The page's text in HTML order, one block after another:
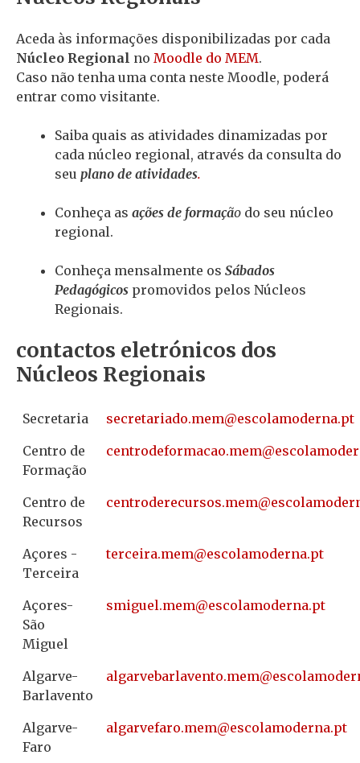
Aceda às informações disponibilizadas por cada
Núcleo Regional no Moodle do MEM.
Caso não tenha uma conta neste Moodle, poderá
entrar como visitante.
Saiba quais as atividades dinamizadas por
cada núcleo regional, através da consulta do
seu plano de atividades.
Conheça as ações de formação do seu núcleo
regional.
Conheça mensalmente os Sábados
Pedagógicos promovidos pelos Núcleos
Regionais.
contactos eletrónicos dos
Núcleos Regionais
Secretaria tp.anredomalocse
@mem.odairaterces
Centro de
Formação
@mem.oacamrofedortnec
Centro de
Recursos
@mem.sosruceredortnec
Açores -
Terceira
tp.anredomalocse
@mem.ariecret
Açores-
São
Miguel
tp.anredomalocse
@mem.leugims
Algarve-
Barlavento
@mem.otnevalrabevragla
Algarve-
Faro
tp.anredomalocse
@mem.orafevragla